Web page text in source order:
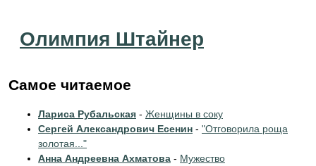
Олимпия Штайнер
Самое читаемое
Лариса Рубальская - Женщины в соку
Сергей Александрович Есенин - "Отговорила роща
золотая..."
Анна Андреевна Ахматова - Мужество